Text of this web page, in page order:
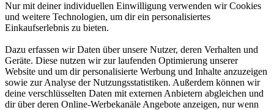
Nur mit deiner individuellen Einwilligung verwenden wir Cookies
und weitere Technologien, um dir ein personalisiertes
Einkaufserlebnis zu bieten.
Dazu erfassen wir Daten über unsere Nutzer, deren Verhalten und
Geräte. Diese nutzen wir zur laufenden Optimierung unserer
Website und um dir personalisierte Werbung und Inhalte anzuzeigen
sowie zur Analyse der Nutzungsstatistiken. Außerdem können wir
deine verschlüsselten Daten mit externen Anbietern abgleichen und
dir über deren Online-Werbekanäle Angebote anzeigen, nur wenn